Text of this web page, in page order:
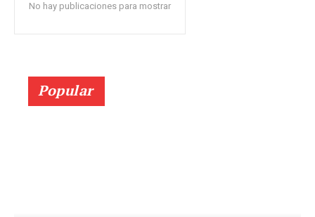
No hay publicaciones para mostrar
Popular